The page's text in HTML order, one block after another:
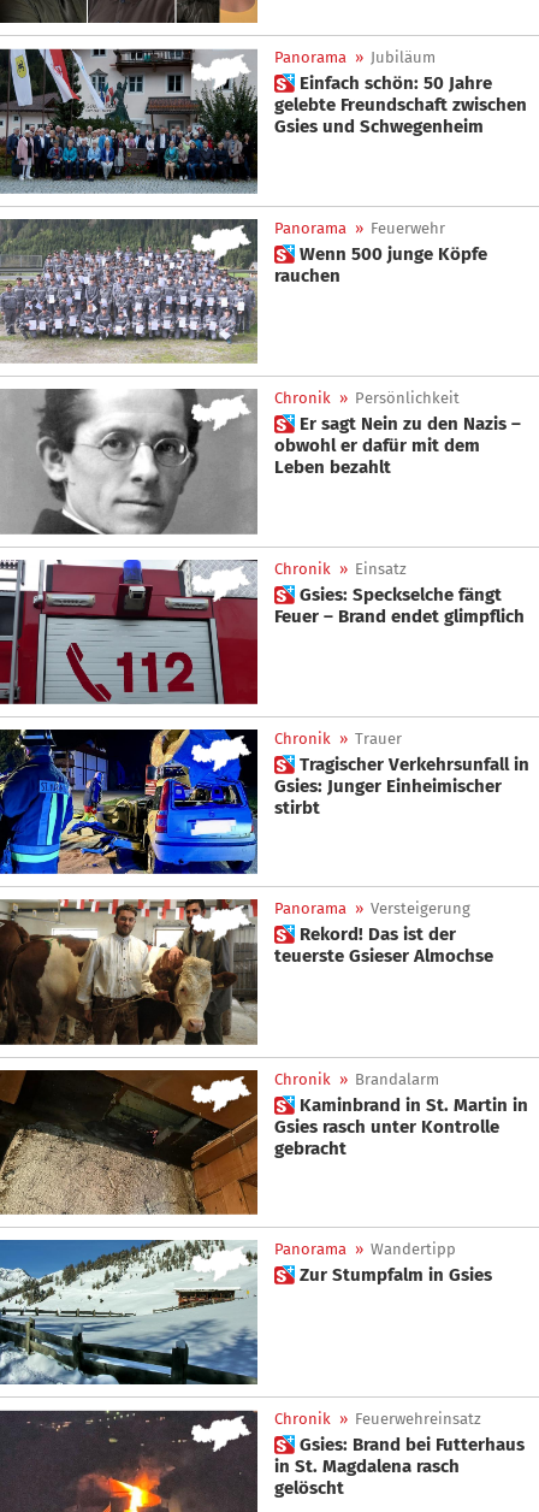
Panorama » Jubiläum
 Einfach schön: 50 Jahre
gelebte Freundschaft zwischen
Gsies und Schwegenheim
Panorama » Feuerwehr
 Wenn 500 junge Köpfe
rauchen
Chronik » Persönlichkeit
 Er sagt Nein zu den Nazis –
obwohl er dafür mit dem
Leben bezahlt
Chronik » Einsatz
 Gsies: Speckselche fängt
Feuer – Brand endet glimpflich
Chronik » Trauer
 Tragischer Verkehrsunfall in
Gsies: Junger Einheimischer
stirbt
Panorama » Versteigerung
 Rekord! Das ist der
teuerste Gsieser Almochse
Chronik » Brandalarm
 Kaminbrand in St. Martin in
Gsies rasch unter Kontrolle
gebracht
Panorama » Wandertipp
 Zur Stumpfalm in Gsies
Chronik » Feuerwehreinsatz
 Gsies: Brand bei Futterhaus
in St. Magdalena rasch
gelöscht